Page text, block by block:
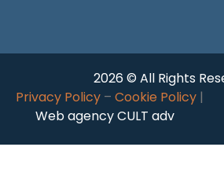
2026 © All Rights
Privacy Policy – Cookie Policy |
Web agency CULT adv